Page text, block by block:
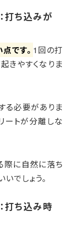
打ち込みが
です。 1回の打
きやすくなりま
る必要がありま
ートが分離しな
際に自然に落ち
でしょう。
打ち込み時